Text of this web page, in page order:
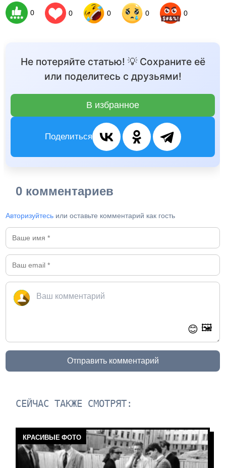
0 0 0 0 0
Не потеряйте статью! 💡 Сохраните её
или поделитесь с друзьями!
В избранное
Поделиться
0 комментариев
Авторизуйтесь или оставьте комментарий как гость
😊 🖼️
Отправить комментарий
СЕЙЧАС ТАКЖЕ СМОТРЯТ:
КРАСИВЫЕ ФОТО